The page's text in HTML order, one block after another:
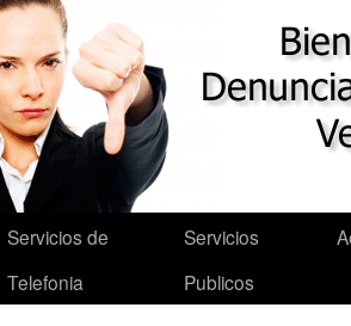
Servicios de
Telefonia
Servicios
Publicos